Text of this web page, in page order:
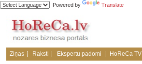
Powered by Translate
Ziņas Raksti Ekspertu padomi HoReCa TV